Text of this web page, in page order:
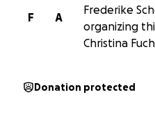
A
F
Frederike
organizing
Christina
Donation protected